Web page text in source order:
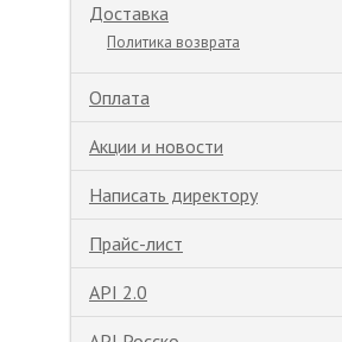
Доставка
Политика возврата
Оплата
Акции и новости
Написать директору
Прайс-лист
API 2.0